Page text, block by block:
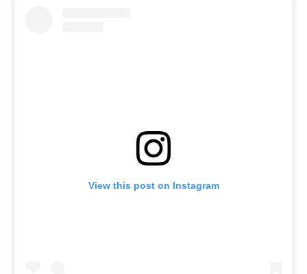
View this post on Instagram